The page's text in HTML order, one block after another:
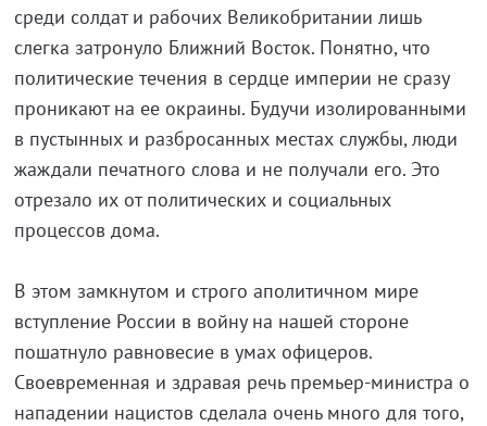
среди солдат и рабочих Великобритании лишь
слегка затронуло Ближний Восток. Понятно, что
политические течения в сердце империи не сразу
проникают на ее окраины. Будучи изолированными
в пустынных и разбросанных местах службы, люди
жаждали печатного слова и не получали его. Это
отрезало их от политических и социальных
процессов дома.
В этом замкнутом и строго аполитичном мире
вступление России в войну на нашей стороне
пошатнуло равновесие в умах офицеров.
Своевременная и здравая речь премьер-министра о
нападении нацистов сделала очень много для того,